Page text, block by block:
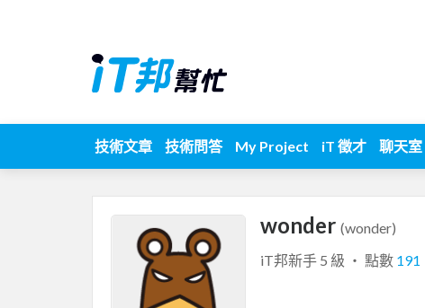
技術文章 技術問答 My Project iT 徵才 聊天室
wonder (wonder)
iT邦新手 5 級 ‧ 點數 191